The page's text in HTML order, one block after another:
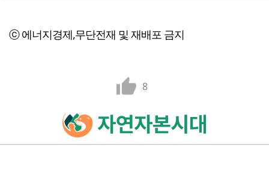
ⓒ 에너지경제,무단전재 및 재배포 금지
8